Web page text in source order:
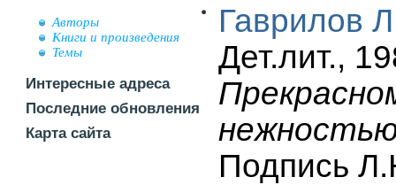
Авторы
Книги и произведения
Темы
Интересные адреса
Последние обновления
Карта сайта
Гаврилов
Дет.лит.,
Подпись